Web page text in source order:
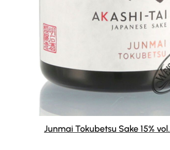
Junmai Tokubetsu Sake 15%